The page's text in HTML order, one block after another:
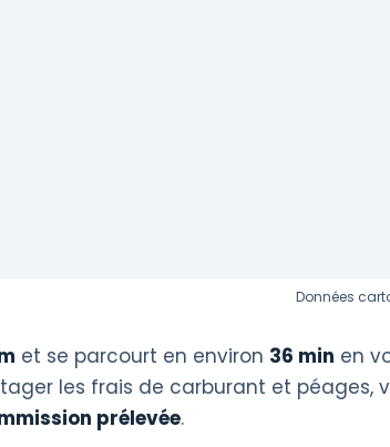
Données
et se parcourt en environ 36 min en
les frais de carburant et péages,
prélevée.